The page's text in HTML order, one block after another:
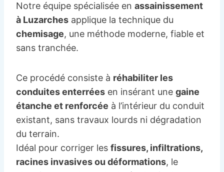
Notre équipe spécialisée en assainissement
à Luzarches applique la technique du
chemisage, une méthode moderne, fiable et
sans tranchée.
Ce procédé consiste à réhabiliter les
conduites enterrées en insérant une gaine
étanche et renforcée à l’intérieur du conduit
existant, sans travaux lourds ni dégradation
du terrain.
Idéal pour corriger les fissures, infiltrations,
racines invasives ou déformations, le